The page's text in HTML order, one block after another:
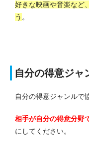
好きな映画や音楽など
う 。
自分の得意ジャ
自分の得意ジャンルで
相手が自分の得意分野
にしてください。